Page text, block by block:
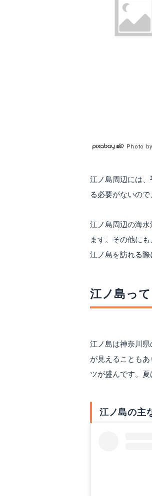
Photo
江ノ島周辺には、
る必要がないの
江ノ島周辺の海
ます。その他に
江ノ島を訪れる際
江ノ島っ
江ノ島は神奈川
が見えることも
ツが盛んです。夏
江ノ島の主